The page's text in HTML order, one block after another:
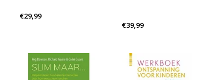
€29,99
€39,99